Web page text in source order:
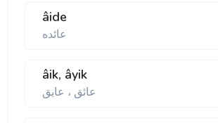
âide
عائده
âik, âyik
عائق ، عايق